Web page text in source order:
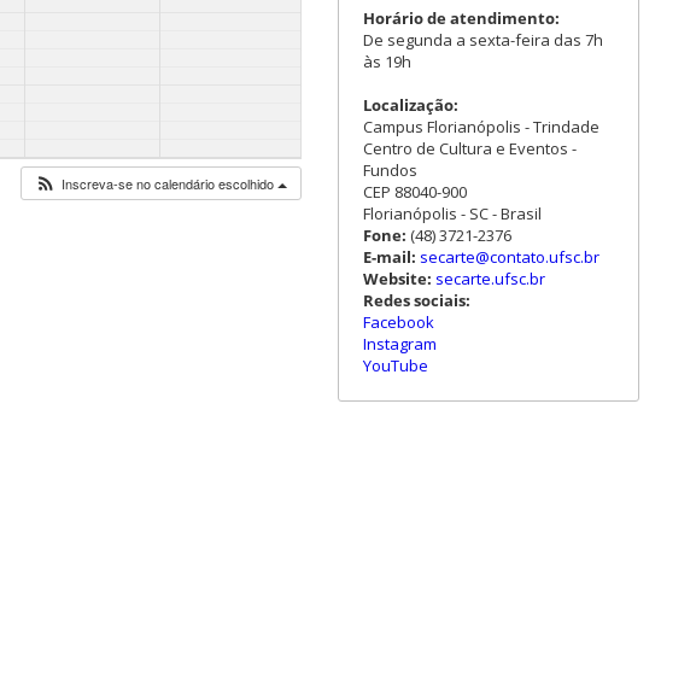
Inscreva-se no calendário escolhido
Horário de atendimento:
De segunda a sexta-feira das 7h
às 19h
Localização:
Campus Florianópolis - Trindade
Centro de Cultura e Eventos -
Fundos
CEP 88040-900
Florianópolis - SC - Brasil
Fone: (48) 3721-2376
E-mail: secarte@contato.ufsc.br
Website: secarte.ufsc.br
Redes sociais:
Facebook
Instagram
YouTube